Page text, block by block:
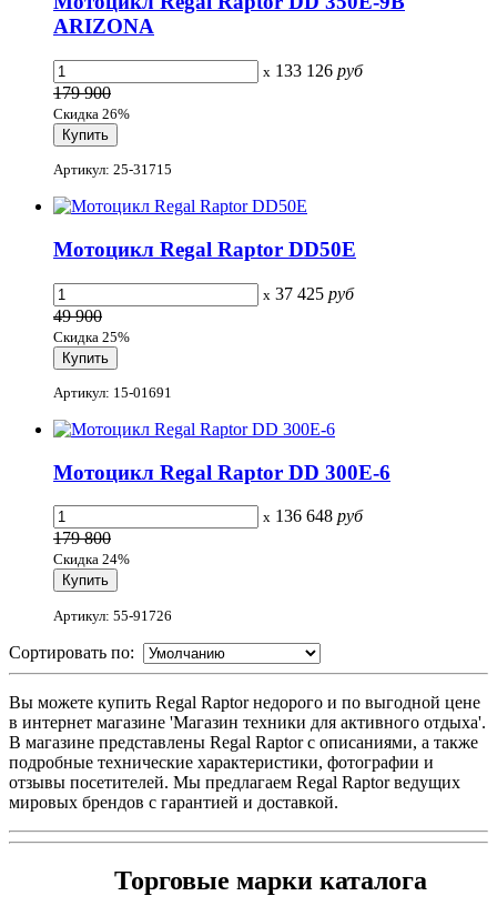
ARIZONA
x 133 126 руб
179 900
Скидка 26%
Артикул: 25-31715
Мотоцикл Regal Raptor DD50E
x 37 425 руб
49 900
Скидка 25%
Артикул: 15-01691
Мотоцикл Regal Raptor DD 300E-6
x 136 648 руб
179 800
Скидка 24%
Артикул: 55-91726
Сортировать по:
Вы можете купить Regal Raptor недорого и по выгодной цене
в интернет магазине 'Магазин техники для активного отдыха'.
В магазине представлены Regal Raptor с описаниями, а также
подробные технические характеристики, фотографии и
отзывы посетителей. Мы предлагаем Regal Raptor ведущих
мировых брендов с гарантией и доставкой.
Торговые марки каталога